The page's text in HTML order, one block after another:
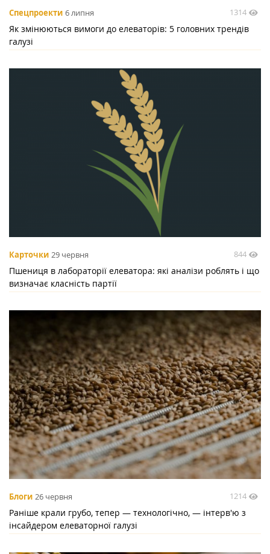
Спецпроекти 6 липня 1314
Як змінюються вимоги до елеваторів: 5 головних трендів
галузі
Карточки 29 червня 844
Пшениця в лабораторії елеватора: які аналізи роблять і що
визначає класність партії
Блоги 26 червня 1214
Раніше крали грубо, тепер — технологічно, — інтерв'ю з
інсайдером елеваторної галузі